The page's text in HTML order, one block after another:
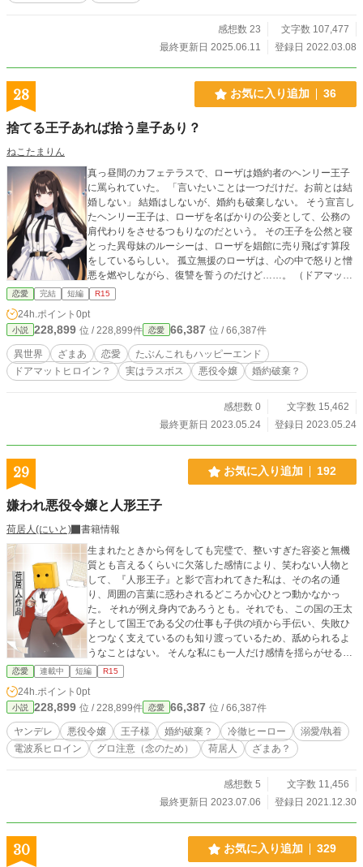
感想数 23
文字数 107,477
最終更新日 2025.06.11
登録日 2022.03.08
28 お気に入り追加 36
捨てる王子あれば拾う皇子あり？
ねこたまりん
真っ昼間のカフェテラスで、ローザは婚約者のヘンリー王子
に罵られていた。 「言いたいことは一つだけだ。お前とは結
婚しない」 結婚はしないが、婚約も破棄しない。 そう宣言し
たヘンリー王子は、ローザを名ばかりの公妾として、公務の
肩代わりをさせるつもりなのだという。 その王子を公然と寝
とった異母妹のルーシーは、ローザを娼館に売り飛ばす算段
をしているらしい。 孤立無援のローザは、心の中で怒りと憎
悪を燃やしながら、復讐を誓うのだけど……。 （ドアマット
系ヒロインの婚約破棄ものを目指して書き始めたはずなんで
すが、想定外のところに着地してます…） 続編「悪役令嬢
は、昨日隣国に出荷されました」の連載を始めました（不定
期）。
恋愛 完結 短編 R15
24h.ポイント 0pt
小説 228,899 位 / 228,899件 恋愛 66,387 位 / 66,387件
異世界 ざまあ 恋愛
たぶんこれもハッピーエンド
ドアマットヒロイン？
実はラスボス 悪役令嬢 婚約破棄？
感想数 0
文字数 15,462
最終更新日 2023.05.24
登録日 2023.05.24
29 お気に入り追加 192
嫌われ悪役令嬢と人形王子
荷居人(にいと)
書籍情報
生まれたときから何をしても完璧で、整いすぎた容姿と無機
質とも言えるくらいに欠落した感情により、笑わない人物と
して、『人形王子』と影で言われてきた私は、その名の通
り、周囲の言葉に惑わされるどころか心ひとつ動かなかっ
た。 それが例え身内であろうとも。それでも、この国の王太
子として国王である父の仕事も子供の頃から手伝い、失敗ひ
とつなく支えているのも知り渡っているため、舐められるよ
うなことはない。 そんな私にも一人だけ感情を揺らがせるも
のがあった。唯一私が望み、叶えてもらった将来を約束した
婚約者エリーゼ・ファルセ。 人形王子と言われる私を、人間
とし動かしてくれる彼女は、嫌われものだった。幼い頃から
公爵家の令嬢として生まれた彼女は、私と違い感情豊かで貴
族としてはあるまじき姿を見せてきた。 幼い頃からいたずら
好きで、不器用で、負けず嫌い。あまりに感情豊かでやりた
い放題な彼女に周りは離れていって、残ったのは権力目当て
嫌おうと私は気にしなかった。彼女がそれで楽しくいられる
子ではないと教えてやらないとね……？
恋愛 連載中 短編 R15
24h.ポイント 0pt
小説 228,899 位 / 228,899件 恋愛 66,387 位 / 66,387件
ヤンデレ 悪役令嬢 王子様 婚約破棄？ 冷徹ヒーロー
溺愛/執着
電波系ヒロイン
グロ注意（念のため） 荷居人 ざまあ？
感想数 5
文字数 11,456
最終更新日 2023.07.06
登録日 2021.12.30
30 お気に入り追加 329